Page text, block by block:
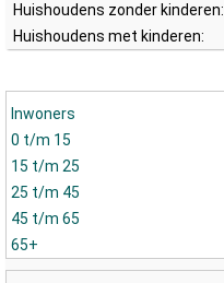
Huishoudens zonder kinderen:
Huishoudens met kinderen:
Inwoners
0 t/m 15
15 t/m 25
25 t/m 45
45 t/m 65
65+